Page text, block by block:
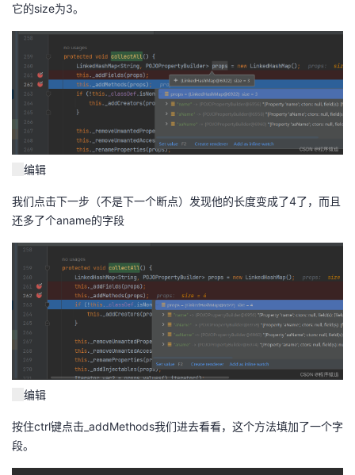
它的size为3。
编辑
我们点击下一步（不是下一个断点）发现他的长度变成了4了，而且
还多了个aname的字段
编辑
按住ctrl键点击_addMethods我们进去看看，这个方法填加了一个字
段。